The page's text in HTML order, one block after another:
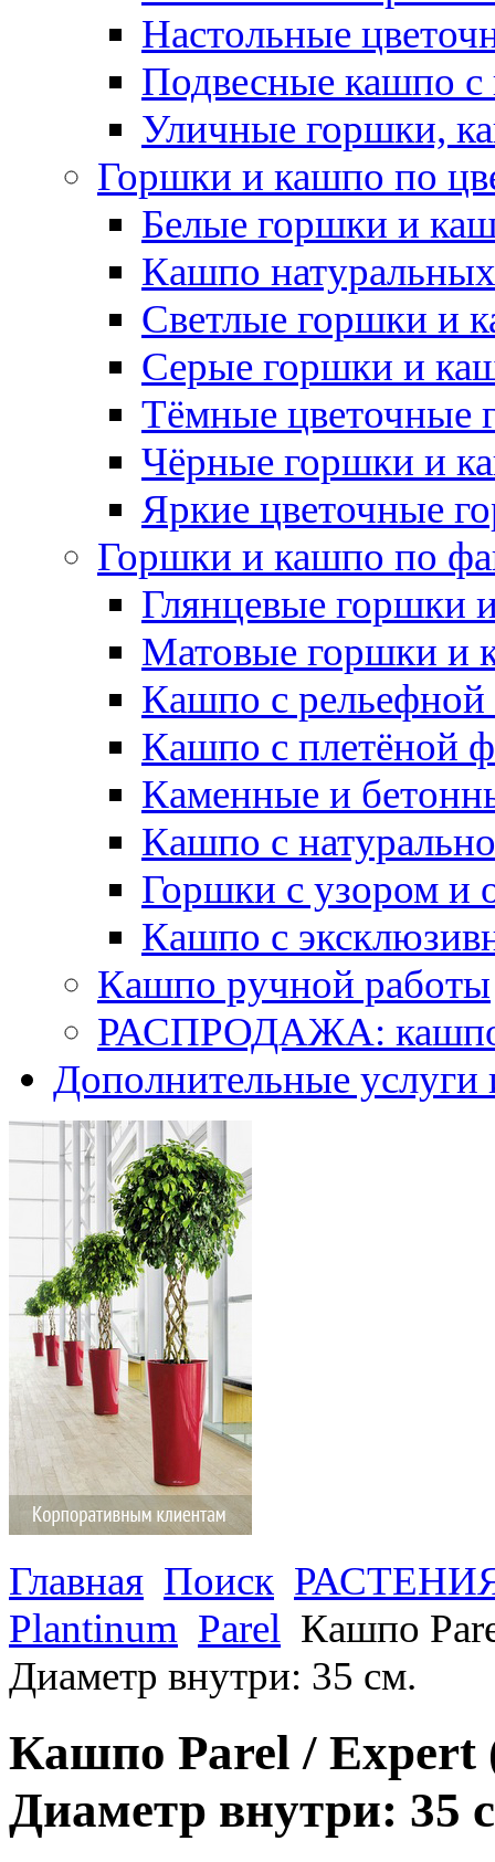
Настольные
Подвесные кашпо с
Уличные горшки,
Горшки и кашпо по
Белые горшки и
Кашпо
Светлые горшки и
Серые горшки и
Тёмные цветочные
Чёрные горшки и
Яркие цветочные
Горшки и кашпо по
Глянцевые горшки
Матовые горшки и
Кашпо с рельефной
Кашпо с плетёной
Каменные и
Кашпо с
Горшки с узором и
Кашпо с
Кашпо ручной работы
РАСПРОДАЖА: кашпо
Дополнительные услуги
Главная Поиск
Plantinum Parel Кашпо
Диаметр внутри: 35 см.
Кашпо Parel / Expert
Диаметр внутри: 35